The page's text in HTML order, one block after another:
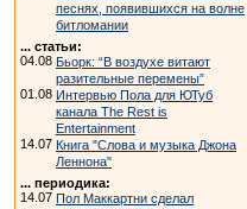
песнях, появившихся на волне
битломании
... статьи:
04.08 Бьорк: “В воздухе витают
разительные перемены”
01.08 Интервью Пола для ЮТуб
канала The Rest is
Entertainment
14.07 Книга "Слова и музыка Джона
Леннона"
... периодика:
14.07 Пол Маккартни сделал